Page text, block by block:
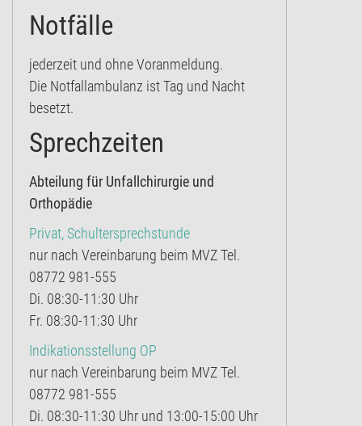
Notfälle
jederzeit und ohne Voranmeldung.
Die Notfallambulanz ist Tag und Nacht
besetzt.
Sprechzeiten
Abteilung für Unfallchirurgie und
Orthopädie
Privat, Schultersprechstunde
nur nach Vereinbarung beim MVZ Tel.
08772 981-555
Di. 08:30-11:30 Uhr
Fr. 08:30-11:30 Uhr
Indikationsstellung OP
nur nach Vereinbarung beim MVZ Tel.
08772 981-555
Di. 08:30-11:30 Uhr und 13:00-15:00 Uhr